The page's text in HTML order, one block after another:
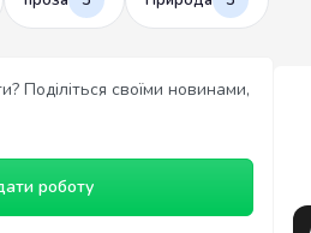
Поділіться своїми новинами,
роботу